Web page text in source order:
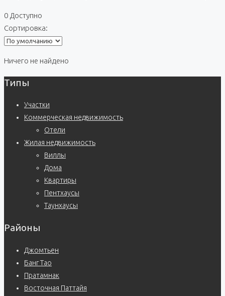
0 Доступно
Сортировка:
Ничего не найдено
Типы
Участки
Коммерческая недвижимость
Отели
Жилая недвижимость
Виллы
Дома
Квартиры
Пентхаусы
Таунхаусы
Районы
Джомтьен
Банг Тао
Пратамнак
Восточная Паттайя